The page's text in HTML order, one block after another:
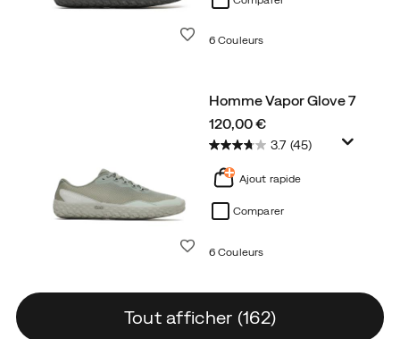
6 Couleurs
Homme Vapor Glove 7
price
120,00 €
3.7 (45)
Ajout rapide
Comparer
6 Couleurs
Tout afficher (162)